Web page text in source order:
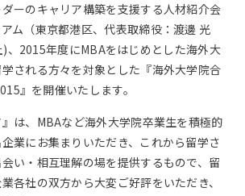
覧
点
ナー
ーのキャリア構築を支援する人材紹介会
ム（東京都港区、代表取締役：渡邊 光
、2015年度にMBAをはじめとした海外大
される方々を対象とした『海外大学院合
』を開催いたします。
は、MBAなど海外大学院卒業生を積極的
業にお集まりいただき、これから留学さ
い・相互理解の場を提供するもので、留
各社の双方から大変ご好評をいただき、